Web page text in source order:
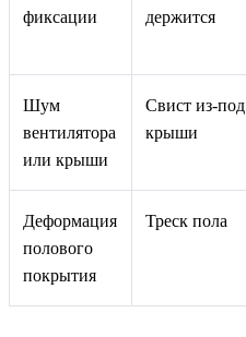
фиксации
держится
Шум
вентилятора
или крыши
Свист из-под
крыши
Деформация
полового
покрытия
Треск пола